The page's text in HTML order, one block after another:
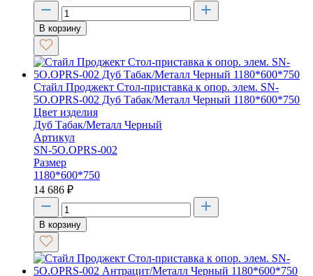
В корзину
Стайл Проджект Стол-приставка к опор. элем. SN-
5O.OPRS-002 Дуб Табак/Металл Черный 1180*600*750
Цвет изделия
Дуб Табак/Металл Черный
Артикул
SN-5O.OPRS-002
Размер
1180*600*750
14 686 ₽
В корзину